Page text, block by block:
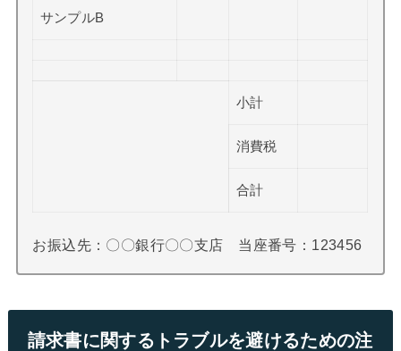
サンプルB
小計
消費税
合計
お振込先：〇〇銀行〇〇支店 当座番号：123456
請求書に関するトラブルを避けるための注